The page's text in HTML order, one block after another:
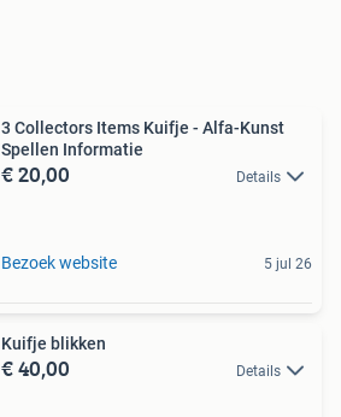
3 Collectors Items Kuifje - Alfa-Kunst
Spellen Informatie
€ 20,00 Details
Bezoek website 5 jul 26
Kuifje blikken
€ 40,00 Details